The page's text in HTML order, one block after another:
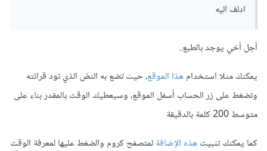
ادلف اليه
أجل أخي يوجد بالطبع..
يمكنك مثلا استخدامهذا الموقع، حيث تضع به النصّ الذي تود قرائته
وتضغط على زر الحساب أسفل الموقع، وسيعطيك الوقت بالمقدر بناء على
متوسط 200 كلمة بالدقيقة
كما يمكنك تثبيتهذه الإضافةلمتصفح كروم والضغط عليها لمعرفة الوقت